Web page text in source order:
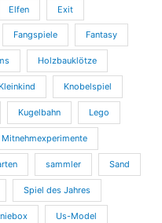
Elfen Exit
Fangspiele Fantasy
Holzbauklötze
Kleinkind Knobelspiel
Kugelbahn Lego
Mitnehmexperimente
sammler Sand
Spiel des Jahres
Us-Model